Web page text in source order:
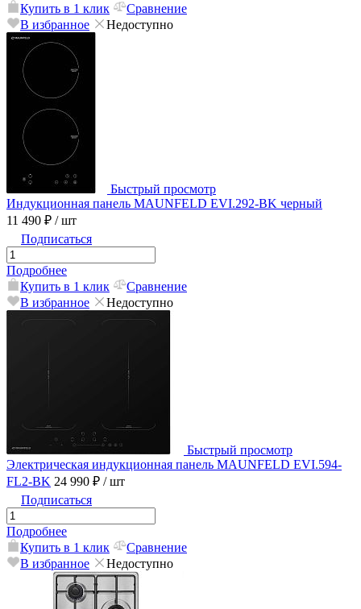
Купить в 1 клик
Сравнение
В избранное
Недоступно
Быстрый просмотр
Индукционная панель MAUNFELD EVI.292-BK черный
11 490 ₽ / шт
Подписаться
Подробнее
Купить в 1 клик
Сравнение
В избранное
Недоступно
Быстрый просмотр
Электрическая индукционная панель MAUNFELD EVI.594-
FL2-BK 24 990 ₽ / шт
Подписаться
Подробнее
Купить в 1 клик
Сравнение
В избранное
Недоступно